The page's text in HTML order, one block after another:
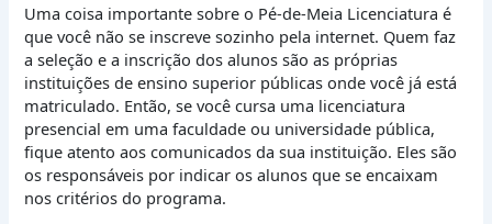
Uma coisa importante sobre o Pé-de-Meia Licenciatura é
que você não se inscreve sozinho pela internet. Quem faz
a seleção e a inscrição dos alunos são as próprias
instituições de ensino superior públicas onde você já está
matriculado. Então, se você cursa uma licenciatura
presencial em uma faculdade ou universidade pública,
fique atento aos comunicados da sua instituição. Eles são
os responsáveis por indicar os alunos que se encaixam
nos critérios do programa.